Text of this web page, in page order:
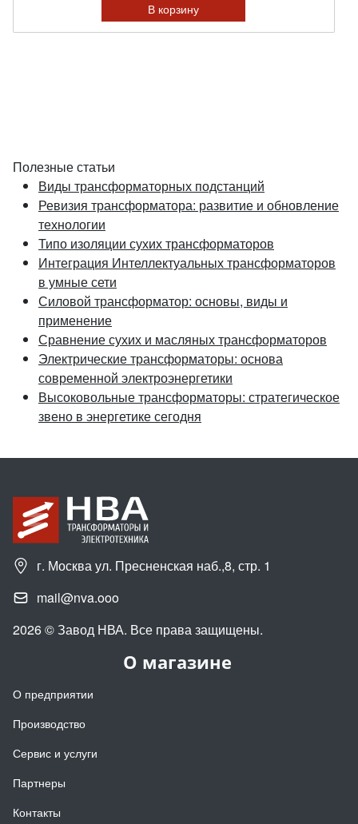
В корзину
Полезные статьи
Виды трансформаторных подстанций
Ревизия трансформатора: развитие и обновление
технологии
Типо изоляции сухих трансформаторов
Интеграция Интеллектуальных трансформаторов
в умные сети
Силовой трансформатор: основы, виды и
применение
Сравнение сухих и масляных трансформаторов
Электрические трансформаторы: основа
современной электроэнергетики
Высоковольные трансформаторы: стратегическое
звено в энергетике сегодня
О магазине
О предприятии
Производство
Сервис и услуги
Партнеры
Контакты
г. Москва ул. Пресненская наб.,8, стр. 1
mail@nva.ooo
2026 © Завод НВА. Все права защищены.